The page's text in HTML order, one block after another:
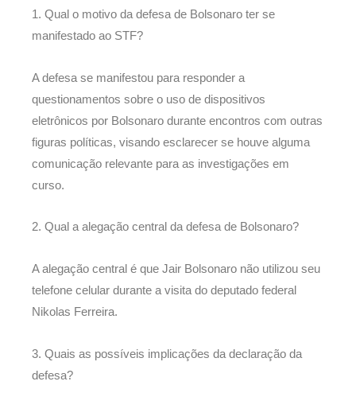
1. Qual o motivo da defesa de Bolsonaro ter se
manifestado ao STF?
A defesa se manifestou para responder a
questionamentos sobre o uso de dispositivos
eletrônicos por Bolsonaro durante encontros com outras
figuras políticas, visando esclarecer se houve alguma
comunicação relevante para as investigações em
curso.
2. Qual a alegação central da defesa de Bolsonaro?
A alegação central é que Jair Bolsonaro não utilizou seu
telefone celular durante a visita do deputado federal
Nikolas Ferreira.
3. Quais as possíveis implicações da declaração da
defesa?